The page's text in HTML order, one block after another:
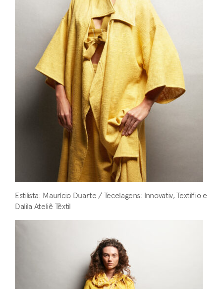
Estilista: Maurício Duarte / Tecelagens: Innovativ, Textilfio e
Dalila Ateliê Têxtil